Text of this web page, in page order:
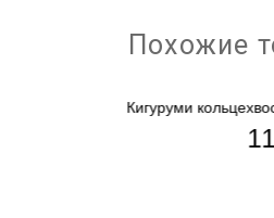
Похожие
Кигуруми кольцехвостый
11 498